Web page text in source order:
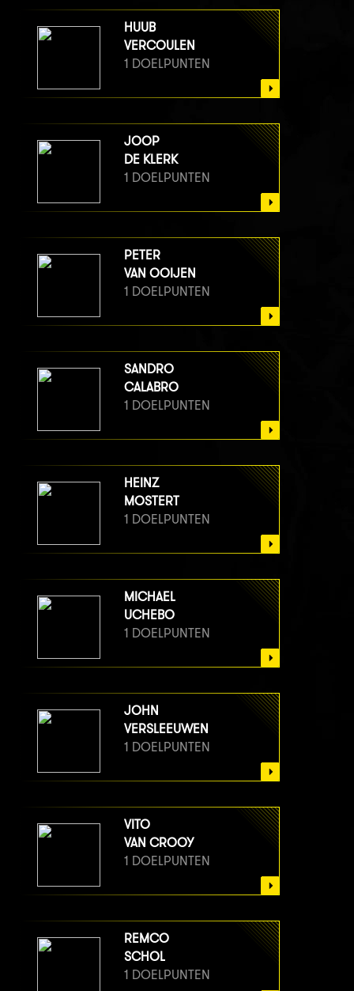
HUUB
VERCOULEN
1 DOELPUNTEN
JOOP
DE KLERK
1 DOELPUNTEN
PETER
VAN OOIJEN
1 DOELPUNTEN
SANDRO
CALABRO
1 DOELPUNTEN
HEINZ
MOSTERT
1 DOELPUNTEN
MICHAEL
UCHEBO
1 DOELPUNTEN
JOHN
VERSLEEUWEN
1 DOELPUNTEN
VITO
VAN CROOY
1 DOELPUNTEN
REMCO
SCHOL
1 DOELPUNTEN